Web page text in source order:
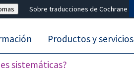
Sobre traducciones de Cochrane
sistemáticas?
Productos y servicios